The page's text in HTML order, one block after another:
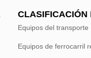
CLASIFICACIÓN
Equipos del transporte
Equipos de ferrocarril